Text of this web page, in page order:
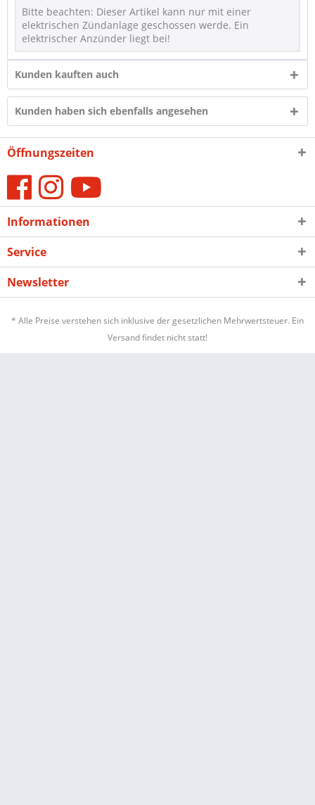
Bitte beachten: Dieser Artikel kann nur mit einer
elektrischen Zündanlage geschossen werde. Ein
elektrischer Anzünder liegt bei!
Kunden kauften auch
Kunden haben sich ebenfalls angesehen
Öffnungszeiten
Informationen
Service
Newsletter
* Alle Preise verstehen sich inklusive der gesetzlichen Mehrwertsteuer. Ein
Versand findet nicht statt!